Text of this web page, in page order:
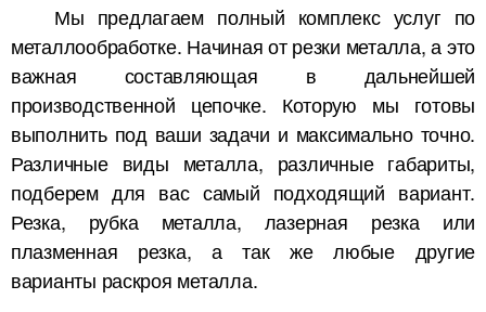
Мы предлагаем полный комплекс услуг по
металлообработке. Начиная от резки металла, а это
важная составляющая в дальнейшей
производственной цепочке. Которую мы готовы
выполнить под ваши задачи и максимально точно.
Различные виды металла, различные габариты,
подберем для вас самый подходящий вариант.
Резка, рубка металла, лазерная резка или
плазменная резка, а так же любые другие
варианты раскроя металла.